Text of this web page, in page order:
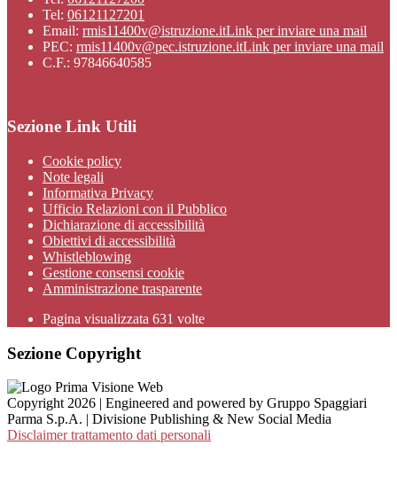
Tel: 06121127201
Email: rmis11400v@istruzione.itLink per inviare una mail
PEC: rmis11400v@pec.istruzione.itLink per inviare una mail
C.F.: 97846640585
Sezione Link Utili
Cookie policy
Note legali
Informativa Privacy
Ufficio Relazioni con il Pubblico
Dichiarazione di accessibilità
Obiettivi di accessibilità
Whistleblowing
Gestione consensi cookie
Amministrazione trasparente
Pagina visualizzata 631 volte
Sezione Copyright
Copyright 2026 | Engineered and powered by Gruppo Spaggiari
Parma S.p.A. | Divisione Publishing & New Social Media
Disclaimer trattamento dati personali